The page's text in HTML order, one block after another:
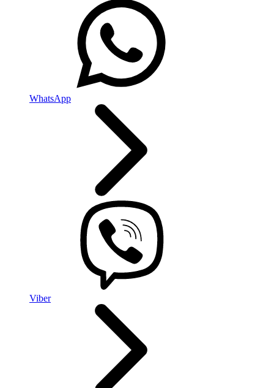
WhatsApp
Viber